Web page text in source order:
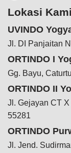
Lokasi Kami
UVINDO
Jl. DI Panjaitan
ORTINDO I
Gg. Bayu,
ORTINDO II
Jl. Gejayan CT
55281
ORTINDO
Jl. Jend.